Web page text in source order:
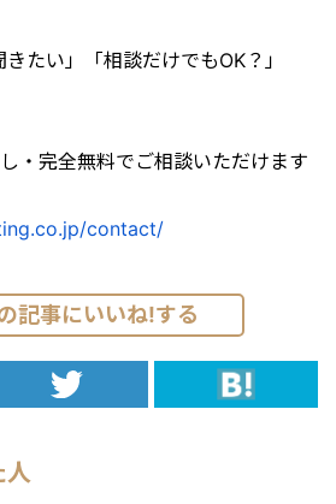
きたい」「相談だけでもOK？」
・完全無料でご相談いただけます
contact/
記事にいいね!する
人